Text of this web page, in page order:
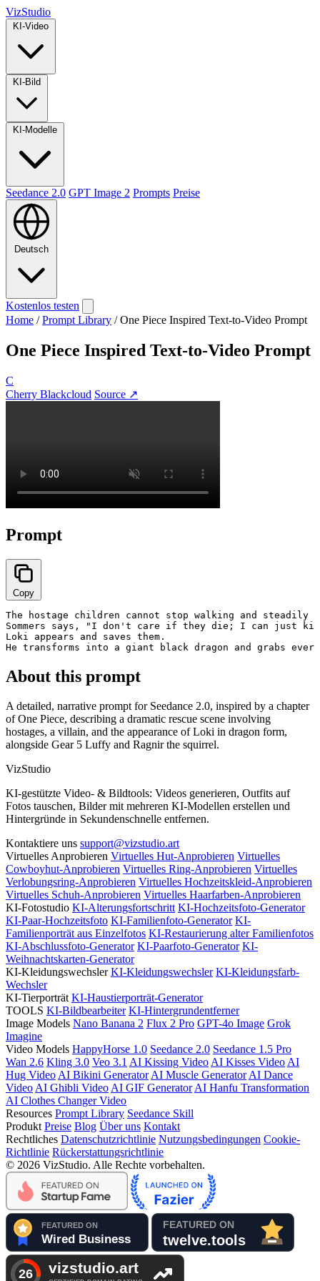
VizStudio
Seedance 2.0 GPT Image 2 Prompts Preise
Deutsch
Kostenlos testen
Home / Prompt Library / One Piece Inspired Text-to-Video Prompt
One Piece Inspired Text-to-Video Prompt
C
Cherry Blackcloud Source ↗
Prompt
Copy
The hostage children cannot stop walking and
Sommers says, "I don't care if they die; I can just
Loki appears and saves them.
He transforms into a giant black dragon and grabs
About this prompt
A detailed, narrative prompt for Seedance 2.0, inspired by a chapter
of One Piece, describing a dramatic rescue scene involving
hostages, a villain, and the appearance of Loki in dragon form,
alongside Gear 5 Luffy and Ragnir the squirrel.
VizStudio
KI-gestützte Video- & Bildtools: Videos generieren, Outfits auf
Fotos tauschen, Bilder mit mehreren KI-Modellen erstellen und
Hintergründe in Sekundenschnelle entfernen.
Kontaktiere uns support@vizstudio.art
Virtuelles Anprobieren Virtuelles Hut-Anprobieren Virtuelles
Cowboyhut-Anprobieren Virtuelles Ring-Anprobieren Virtuelles
Verlobungsring-Anprobieren Virtuelles Hochzeitskleid-Anprobieren
Virtuelles Schuh-Anprobieren Virtuelles Haarfarben-Anprobieren
KI-Fotostudio KI-Alterungsfortschritt KI-Hochzeitsfoto-Generator
KI-Paar-Hochzeitsfoto KI-Familienfoto-Generator KI-
Familienporträt aus Einzelfotos KI-Restaurierung alter Familienfotos
KI-Abschlussfoto-Generator KI-Paarfoto-Generator KI-
Weihnachtskarten-Generator
KI-Kleidungswechsler KI-Kleidungswechsler KI-Kleidungsfarb-
Wechsler
KI-Tierporträt KI-Haustierporträt-Generator
TOOLS KI-Bildbearbeiter KI-Hintergrundentferner
Image Models Nano Banana 2 Flux 2 Pro GPT-4o Image Grok
Imagine
Video Models HappyHorse 1.0 Seedance 2.0 Seedance 1.5 Pro
Wan 2.6 Kling 3.0 Veo 3.1 AI Kissing VideoAI Kisses VideoAI
Hug VideoAI Bikini GeneratorAI Muscle GeneratorAI Dance
VideoAI Ghibli VideoAI GIF GeneratorAI Hanfu Transformation
AI Clothes Changer Video
Resources Prompt Library Seedance Skill
Produkt Preise Blog Über uns Kontakt
Rechtliches Datenschutzrichtlinie Nutzungsbedingungen Cookie-
Richtlinie Rückerstattungsrichtlinie
© 2026 VizStudio. Alle Rechte vorbehalten.